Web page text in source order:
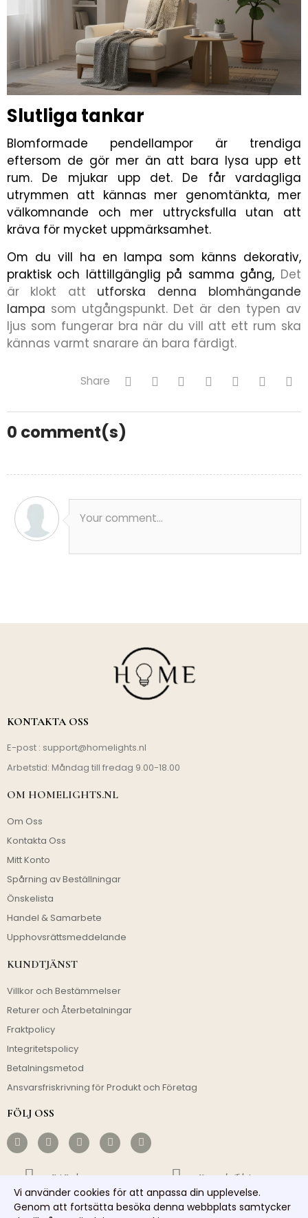
Slutliga tankar
Blomformade pendellampor är trendiga
eftersom de gör mer än att bara lysa upp ett
rum. De mjukar upp det. De får vardagliga
utrymmen att kännas mer genomtänkta, mer
välkomnande och mer uttrycksfulla utan att
kräva för mycket uppmärksamhet.
Om du vill ha en lampa som känns dekorativ,
praktisk och lättillgänglig på samma gång, Det
är klokt att utforska denna blomhängande
lampa som utgångspunkt. Det är den typen av
ljus som fungerar bra när du vill att ett rum ska
kännas varmt snarare än bara färdigt.
Share
0 comment(s)
Your comment...
KONTAKTA OSS
E-post : support@homelights.nl
Arbetstid: Måndag till fredag 9.00-18.00
OM HOMELIGHTS.NL
Om Oss
Kontakta Oss
Mitt Konto
Spårning av Beställningar
Önskelista
Handel & Samarbete
Upphovsrättsmeddelande
KUNDTJÄNST
Villkor och Bestämmelser
Returer och Återbetalningar
Fraktpolicy
Integritetspolicy
Betalningsmetod
Ansvarsfriskrivning för Produkt och Företag
FÖLJ OSS
Fri Frakt Kostnadseffektivt
Snabb Avsändning Ansvarsfull Service
Vi använder cookies för att anpassa din upplevelse.
Genom att fortsätta besöka denna webbplats samtycker